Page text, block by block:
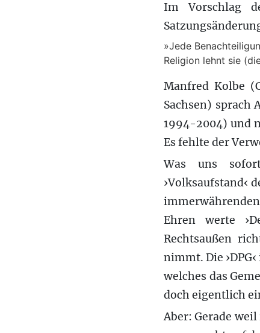
Im Vorschlag
»Jede
Religion lehnt sie
Manfred Kolbe
Sachsen) sprach
1994-2004) und
Es fehlte der
Was uns
›Volksaufstand‹
Ehren werte
Rechtsaußen
nimmt. Die
welches das
doch eigentlich
Aber: Gerade